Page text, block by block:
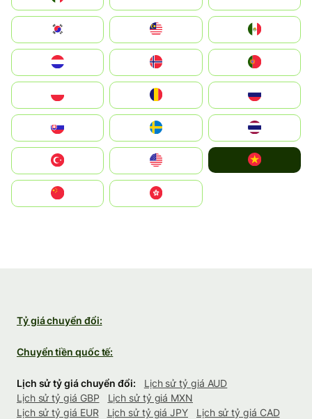
South Korea
United States
中國香港特別行政區
Tỷ giá chuyển đổi:
Chuyển tiền quốc tế:
Lịch sử tỷ giá chuyển đổi:
Lịch sử tỷ giá AUD
Lịch sử tỷ giá GBP
Lịch sử tỷ giá MXN
Lịch sử tỷ giá EUR
Lịch sử tỷ giá JPY
Lịch sử tỷ giá CAD